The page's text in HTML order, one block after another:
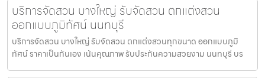
บริการจัดสวน บางใหญ่ รับจัดสวน ตกแต่งสวน
ออกแบบภูมิทัศน์ นนทบุรี
บริการจัดสวน บางใหญ่ รับจัดสวน ตกแต่งสวนทุกขนาด ออกแบบภูมิ
ทัศน์ ราคาเป็นกันเอง เน้นคุณภาพ รับประกันความสวยงาม นนทบุรี บร